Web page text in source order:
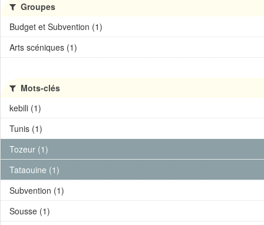
Groupes
Budget et Subvention (1)
Arts scéniques (1)
Mots-clés
kebili (1)
Tunis (1)
Tozeur (1)
Tataouine (1)
Subvention (1)
Sousse (1)